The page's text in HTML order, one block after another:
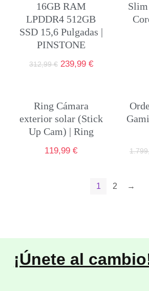
16GB RAM
LPDDR4 512GB
SSD 15,6 Pulgadas |
PINSTONE
312,99€ 239,99 €
Ring Cámara
exterior solar (Stick
Up Cam) | Ring
119,99€
1 2 →
¡Únete al